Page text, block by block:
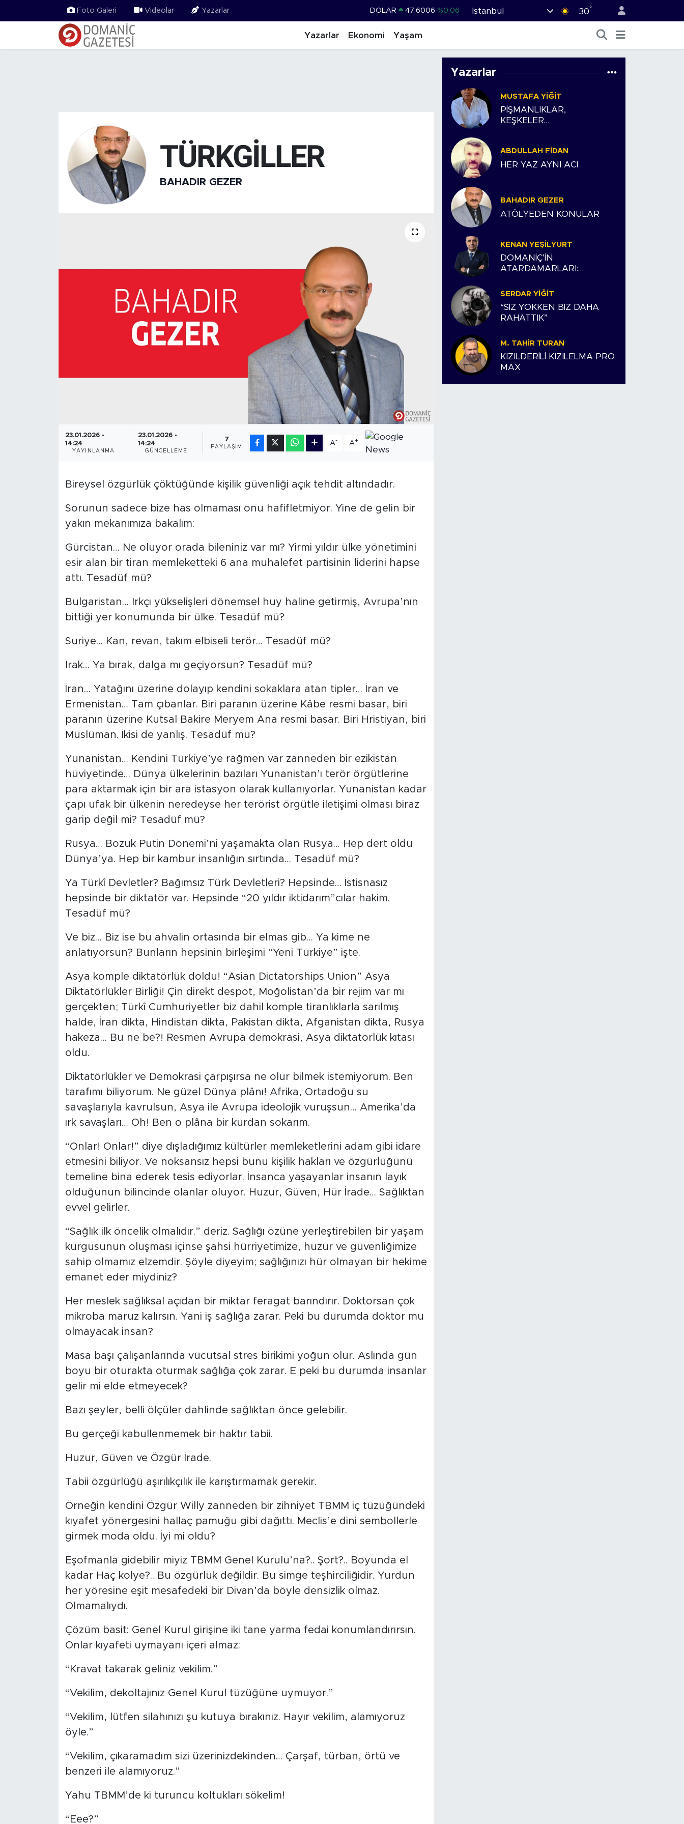
Foto Galeri Videolar Yazarlar DOLAR 47,6006 %0.06
STERLİN 64,2398 %0.2
%0.16
İstanbul 30°
Yazarlar Ekonomi Yaşam
TÜRKGİLLER
BAHADIR GEZER
23.01.2026 -
14:24
YAYINLANMA
23.01.2026 -
14:24
GÜNCELLEME
7
PAYLAŞIM
A- A+
Bireysel özgürlük çöktüğünde kişilik güvenliği açık tehdit altındadır.
Sorunun sadece bize has olmaması onu hafifletmiyor. Yine de gelin bir
yakın mekanımıza bakalım:
Gürcistan… Ne oluyor orada bileniniz var mı? Yirmi yıldır ülke yönetimini
esir alan bir tiran memleketteki 6 ana muhalefet partisinin liderini hapse
attı. Tesadüf mü?
Bulgaristan… Irkçı yükselişleri dönemsel huy haline getirmiş, Avrupa’nın
bittiği yer konumunda bir ülke. Tesadüf mü?
Suriye… Kan, revan, takım elbiseli terör… Tesadüf mü?
Irak… Ya bırak, dalga mı geçiyorsun? Tesadüf mü?
İran… Yatağını üzerine dolayıp kendini sokaklara atan tipler… İran ve
Ermenistan… Tam çıbanlar. Biri paranın üzerine Kâbe resmi basar, biri
paranın üzerine Kutsal Bakire Meryem Ana resmi basar. Biri Hristiyan, biri
Müslüman. İkisi de yanlış. Tesadüf mü?
Yunanistan… Kendini Türkiye’ye rağmen var zanneden bir ezikistan
hüviyetinde… Dünya ülkelerinin bazıları Yunanistan’ı terör örgütlerine
para aktarmak için bir ara istasyon olarak kullanıyorlar. Yunanistan kadar
çapı ufak bir ülkenin neredeyse her terörist örgütle iletişimi olması biraz
garip değil mi? Tesadüf mü?
Rusya… Bozuk Putin Dönemi’ni yaşamakta olan Rusya… Hep dert oldu
Dünya’ya. Hep bir kambur insanlığın sırtında… Tesadüf mü?
Ya Türkî Devletler? Bağımsız Türk Devletleri? Hepsinde… İstisnasız
hepsinde bir diktatör var. Hepsinde “20 yıldır iktidarım”cılar hakim.
Tesadüf mü?
Ve biz… Biz ise bu ahvalin ortasında bir elmas gib… Ya kime ne
anlatıyorsun? Bunların hepsinin birleşimi “Yeni Türkiye” işte.
Asya komple diktatörlük doldu! “Asian Dictatorships Union” Asya
Diktatörlükler Birliği! Çin direkt despot, Moğolistan’da bir rejim var mı
gerçekten; Türkî Cumhuriyetler biz dahil komple tiranlıklarla sarılmış
halde, İran dikta, Hindistan dikta, Pakistan dikta, Afganistan dikta, Rusya
hakeza… Bu ne be?! Resmen Avrupa demokrasi, Asya diktatörlük kıtası
oldu.
Diktatörlükler ve Demokrasi çarpışırsa ne olur bilmek istemiyorum. Ben
tarafımı biliyorum. Ne güzel Dünya plânı! Afrika, Ortadoğu su
savaşlarıyla kavrulsun, Asya ile Avrupa ideolojik vuruşsun… Amerika’da
ırk savaşları… Oh! Ben o plâna bir kürdan sokarım.
“Onlar! Onlar!” diye dışladığımız kültürler memleketlerini adam gibi idare
etmesini biliyor. Ve noksansız hepsi bunu kişilik hakları ve özgürlüğünü
temeline bina ederek tesis ediyorlar. İnsanca yaşayanlar insanın layık
olduğunun bilincinde olanlar oluyor. Huzur, Güven, Hür İrade… Sağlıktan
evvel gelirler.
“Sağlık ilk öncelik olmalıdır.” deriz. Sağlığı özüne yerleştirebilen bir yaşam
kurgusunun oluşması içinse şahsi hürriyetimize, huzur ve güvenliğimize
sahip olmamız elzemdir. Şöyle diyeyim; sağlığınızı hür olmayan bir hekime
emanet eder miydiniz?
Her meslek sağlıksal açıdan bir miktar feragat barındırır. Doktorsan çok
mikroba maruz kalırsın. Yani iş sağlığa zarar. Peki bu durumda doktor mu
olmayacak insan?
Masa başı çalışanlarında vücutsal stres birikimi yoğun olur. Aslında gün
boyu bir oturakta oturmak sağlığa çok zarar. E peki bu durumda insanlar
gelir mi elde etmeyecek?
Bazı şeyler, belli ölçüler dahlinde sağlıktan önce gelebilir.
Bu gerçeği kabullenmemek bir haktır tabii.
Huzur, Güven ve Özgür İrade.
Tabii özgürlüğü aşırılıkçılık ile karıştırmamak gerekir.
Örneğin kendini Özgür Willy zanneden bir zihniyet TBMM iç tüzüğündeki
kıyafet yönergesini hallaç pamuğu gibi dağıttı. Meclis’e dini sembollerle
girmek moda oldu. İyi mi oldu?
Eşofmanla gidebilir miyiz TBMM Genel Kurulu’na?.. Şort?.. Boyunda el
kadar Haç kolye?.. Bu özgürlük değildir. Bu simge teşhirciliğidir. Yurdun
her yöresine eşit mesafedeki bir Divan’da böyle densizlik olmaz.
Olmamalıydı.
Çözüm basit: Genel Kurul girişine iki tane yarma fedai konumlandırırsın.
Onlar kıyafeti uymayanı içeri almaz:
“Kravat takarak geliniz vekilim.”
“Vekilim, dekoltajınız Genel Kurul tüzüğüne uymuyor.”
“Vekilim, lütfen silahınızı şu kutuya bırakınız. Hayır vekilim, alamıyoruz
öyle.”
“Vekilim, çıkaramadım sizi üzerinizdekinden… Çarşaf, türban, örtü ve
benzeri ile alamıyoruz.”
Yahu TBMM’de ki turuncu koltukları sökelim!
“Eee?”
Yazarlar
MUSTAFA YIĞIT
PİŞMANLIKLAR,
KEŞKELER…
ABDULLAH FIDAN
HER YAZ AYNI ACI
BAHADIR GEZER
ATÖLYEDEN KONULAR
KENAN YEŞILYURT
DOMANİÇ’İN
ATARDAMARLARI:
HİKAYEMİZ
SERDAR YIĞIT
“SİZ YOKKEN BİZ DAHA
RAHATTIK”
M. TAHIR TURAN
KIZILDERİLİ KIZILELMA PRO
MAX